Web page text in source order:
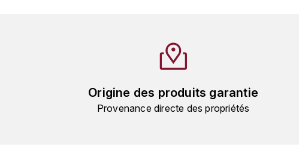
Origine des produits garantie
Provenance directe des propriétés